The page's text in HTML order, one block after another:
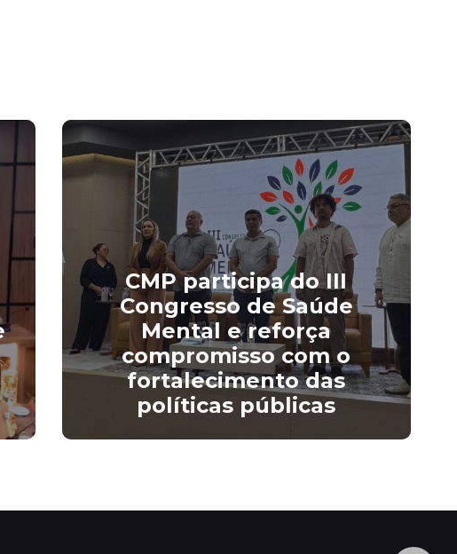
CMP participa do III
Congresso de Saúde
Mental e reforça
compromisso com o
fortalecimento das
políticas públicas